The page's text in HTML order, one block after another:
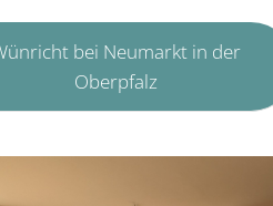
bei Neumarkt in der
Oberpfalz